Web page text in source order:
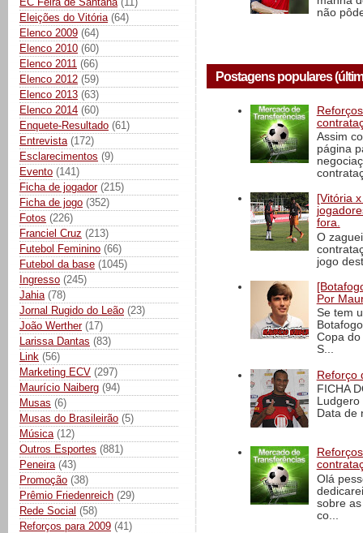
Eleições do Vitória (64)
Elenco 2009 (64)
Elenco 2010 (60)
Elenco 2011 (66)
Elenco 2012 (59)
Elenco 2013 (63)
Elenco 2014 (60)
Enquete-Resultado (61)
Entrevista (172)
Esclarecimentos (9)
Evento (141)
Ficha de jogador (215)
Ficha de jogo (352)
Fotos (226)
Franciel Cruz (213)
Futebol Feminino (66)
Futebol da base (1045)
Ingresso (245)
Jahia (78)
Jornal Rugido do Leão (23)
João Werther (17)
Larissa Dantas (83)
Link (56)
Marketing ECV (297)
Maurício Naiberg (94)
Musas (6)
Musas do Brasileirão (5)
Música (12)
Outros Esportes (881)
Peneira (43)
Promoção (38)
Prêmio Friedenreich (29)
Rede Social (58)
Reforços para 2009 (41)
não
Postagens populares
Assim
página
[Vitória
fora.
O
jogo
Por
Se tem
Copa
S...
Reforço
FICHA
Data de
Olá
sobre
co...